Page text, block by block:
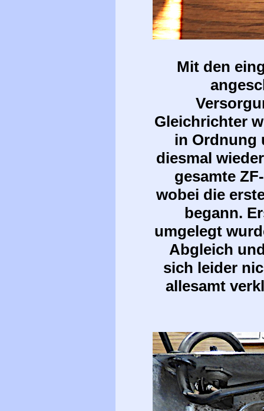
Mit den
Gleichrichter
in Ordnung
diesmal
gesamte
wobei die
begann.
umgelegt
Abgleich
sich leider
allesamt